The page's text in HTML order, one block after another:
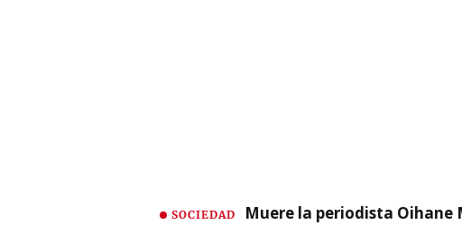
SOCIEDAD Muere la periodista Oihane